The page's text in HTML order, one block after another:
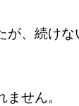
、続けな
せん。